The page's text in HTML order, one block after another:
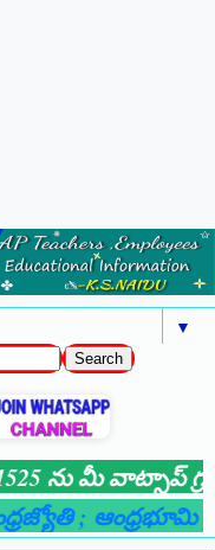
▼
ను మీ వాట్సాప్
; ఆంధ్రభూమి;